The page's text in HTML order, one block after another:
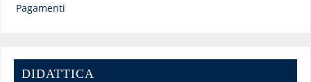
Pagamenti
DIDATTICA